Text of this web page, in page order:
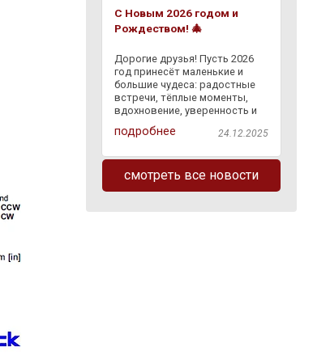
С Новым 2026 годом и
Рождеством! 🎄
Дорогие друзья! Пусть 2026
год принесёт маленькие и
большие чудеса: радостные
встречи, тёплые моменты,
вдохновение, уверенность и
светлые перемены. Пусть
сбывается задуманное, а
доброе — и в делах, и в жизни.
Спасибо, что
подробнее 24.12.2025
смотреть все новости